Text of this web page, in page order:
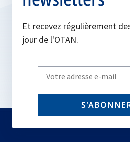
Et recevez régulièrement
jour de l'OTAN.
Write
your
email